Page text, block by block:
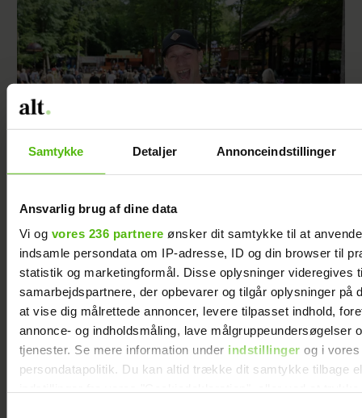
Samtykke Detaljer Annonceindstillinger
Ansvarlig brug af dine data
Vi og vores 236 partnere ønsker dit samtykke til at
indsamle persondata om IP-adresse, ID og din browser til
statistik og marketingformål. Disse oplysninger videregives
samarbejdspartnere, der opbevarer og tilgår oplysninger på
at vise dig målrettede annoncer, levere tilpasset indhold,
annonce- og indholdsmåling, lave målgruppeundersøgelser
tjenester. Se mere information under indstillinger og i vores
persondatapolitik. Du kan altid trække dit samtykke tilbage
Philip May på Smukfest for første gang: "Jeg
har kæmpe forventninger"
Dagens horoskoper